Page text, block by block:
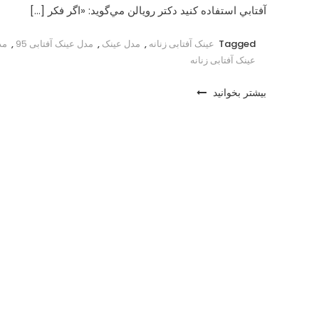
آفتابي استفاده کنيد دكتر رويالن مي‌گويد: «اگر فكر […]
Tagged عینک آفتابی زنانه , مدل عینک , مدل عینک آفتابی 95 ,
عینک آفتابی زنانه
بیشتر بخوانید